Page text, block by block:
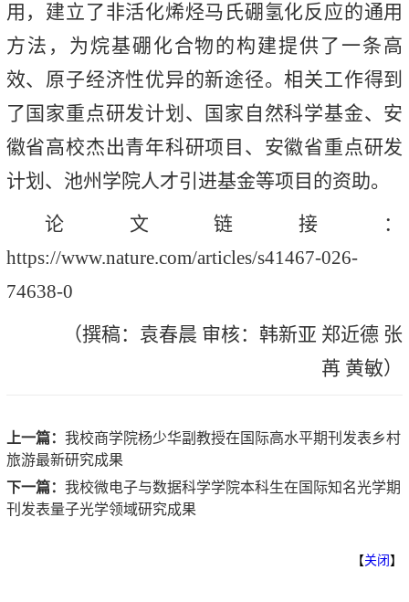
用，建立了非活化烯烃马氏硼氢化反应的通用
方法，为烷基硼化合物的构建提供了一条高
效、原子经济性优异的新途径。相关工作得到
了国家重点研发计划、国家自然科学基金、安
徽省高校杰出青年科研项目、安徽省重点研发
计划、池州学院人才引进基金等项目的资助。
论文链接：
https://www.nature.com/articles/s41467-026-
74638-0
（撰稿：袁春晨 审核：韩新亚 郑近德 张
苒 黄敏）
上一篇： 我校商学院杨少华副教授在国际高水平期刊发表乡村
旅游最新研究成果
下一篇： 我校微电子与数据科学学院本科生在国际知名光学期
刊发表量子光学领域研究成果
【关闭】